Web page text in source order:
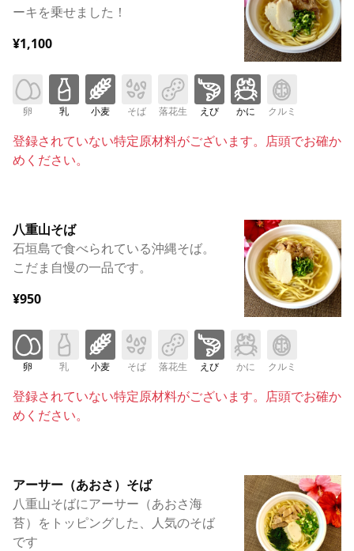
ーキを乗せました！
¥1,100
卵 乳 小麦 そば 落花生 えび かに クルミ
登録されていない特定原材料がございます。店頭でお確か
めください。
八重山そば
石垣島で食べられている沖縄そば。
こだま自慢の一品です。
¥950
卵 乳 小麦 そば 落花生 えび かに クルミ
登録されていない特定原材料がございます。店頭でお確か
めください。
アーサー（あおさ）そば
八重山そばにアーサー（あおさ海
苔）をトッピングした、人気のそば
です